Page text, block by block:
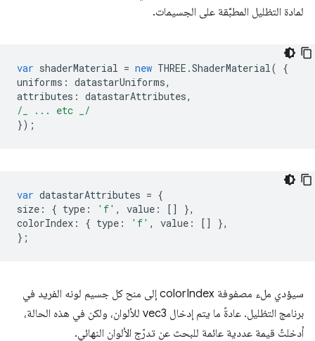
لمادة التظليل المطبَّقة على الجسيمات.
var shaderMaterial = new THREE .ShaderMaterial ( {
uniforms : datastarUniforms,
attributes : datastarAttributes,
/_ ... etc _/
});
var datastarAttributes = {
size : { type : 'f' , value : []
},
colorIndex : { type : 'f' , value : []
},
};
سيؤدي ملء مصفوفة colorIndex إلى منح كل جسيم لونه الفريد في
برنامج التظليل. عادةً ما يتم إدخال vec3 للألوان، ولكن في هذه الحالة،
أدخلتُ قيمة عددية عائمة للبحث عن تدرّج الألوان النهائي.